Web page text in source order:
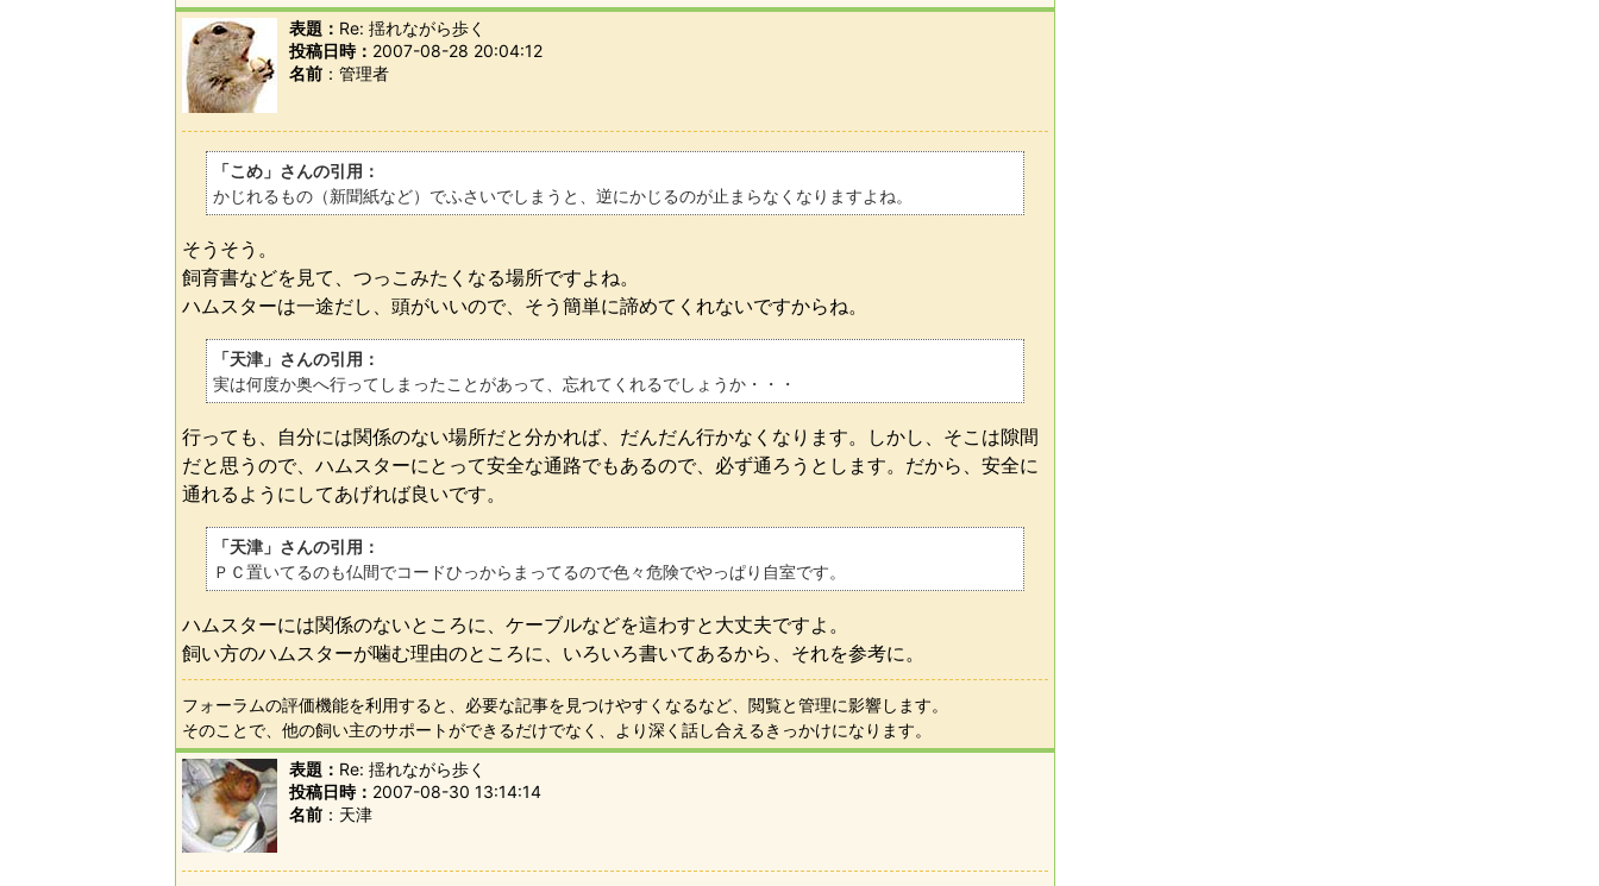
表題： Re: 揺れながら歩く
投稿日時： 2007-08-28 20:04:12
名前
管理者
「こめ」さんの引用：
かじれるもの（新聞紙など）でふさいでしまうと、逆にかじるのが止まらなくなりますよね。
そうそう。
飼育書などを見て、つっこみたくなる場所ですよね。
ハムスターは一途だし、頭がいいので、そう簡単に諦めてくれないですからね。
「天津」さんの引用：
実は何度か奥へ行ってしまったことがあって、忘れてくれるでしょうか・・・
行っても、自分には関係のない場所だと分かれば、だんだん行かなくなります。しかし、そこは隙間
だと思うので、ハムスターにとって安全な通路でもあるので、必ず通ろうとします。だから、安全に
通れるようにしてあげれば良いです。
「天津」さんの引用：
ＰＣ置いてるのも仏間でコードひっからまってるので色々危険でやっぱり自室です。
ハムスターには関係のないところに、ケーブルなどを這わすと大丈夫ですよ。
飼い方のハムスターが噛む理由のところに、いろいろ書いてあるから、それを参考に。
フォーラムの評価機能を利用すると、必要な記事を見つけやすくなるなど、閲覧と管理に影響します。
そのことで、他の飼い主のサポートができるだけでなく、より深く話し合えるきっかけになります。
表題： Re: 揺れながら歩く
投稿日時： 2007-08-30 13:14:14
名前
天津